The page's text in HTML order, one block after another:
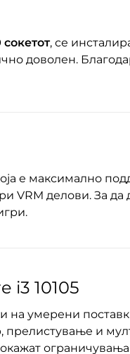
сокетот, се
доволен.
е максимално
VRM делови. За
i3 10105
умерени
и
ограничувања